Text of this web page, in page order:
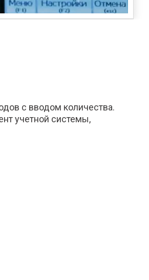
с вводом количества.
учетной системы,